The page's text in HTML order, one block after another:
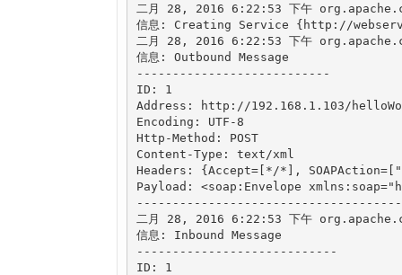
二月 28, 2016 6:22:53 下午
信息: Creating Service {http://
二月 28, 2016 6:22:53 下午
信息: Outbound Message
---------------------------
ID: 1
Address: http://192.168.1.103/
Encoding: UTF-8
Http-Method: POST
Content-Type: text/xml
Headers: {Accept=[*/*],
Payload: <soap:Envelope
二月 28, 2016 6:22:53 下午
信息: Inbound Message
----------------------------
ID: 1